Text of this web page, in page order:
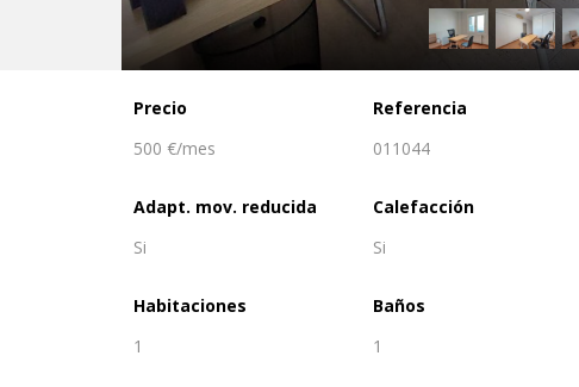
Precio
500 €/mes
Referencia
011044
Adapt. mov. reducida
Si
Calefacción
Si
Habitaciones
1
Baños
1